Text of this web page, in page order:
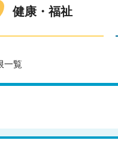
健康・福祉
一覧